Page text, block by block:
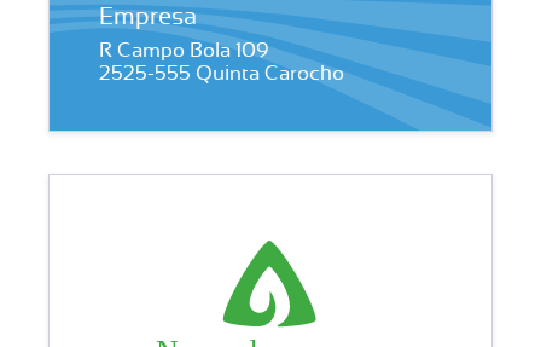
R Campo Bola 109
2525-555 Quinta Carocho
Empresa